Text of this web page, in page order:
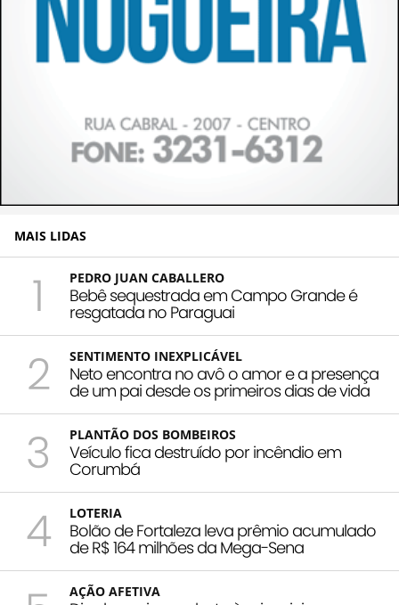
MAIS LIDAS
1 PEDRO JUAN CABALLERO
Bebê sequestrada em Campo Grande é
resgatada no Paraguai
2 SENTIMENTO INEXPLICÁVEL
Neto encontra no avô o amor e a presença
de um pai desde os primeiros dias de vida
3 PLANTÃO DOS BOMBEIROS
Veículo fica destruído por incêndio em
Corumbá
4 LOTERIA
Bolão de Fortaleza leva prêmio acumulado
de R$ 164 milhões da Mega-Sena
AÇÃO AFETIVA